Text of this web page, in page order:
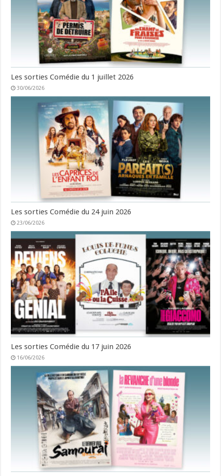
Les sorties Comédie du 1 juillet 2026
30/06/2026
Les sorties Comédie du 24 juin 2026
23/06/2026
Les sorties Comédie du 17 juin 2026
16/06/2026